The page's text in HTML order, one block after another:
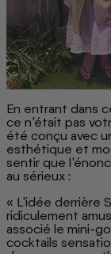
En entrant dans
ce n’était pas
été conçu avec
esthétique et
sentir que
au sérieux :
« L'idée derrière
ridiculement
associé le mini-
cocktails